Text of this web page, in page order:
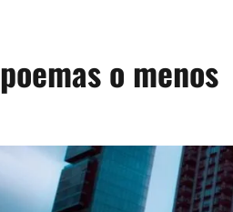
poemas o menos